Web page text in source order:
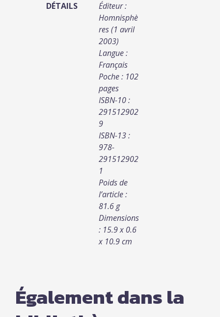
DÉTAILS
Éditeur :
Homnisphè
res (1 avril
2003)
Langue :
Français
Poche : 102
pages
ISBN-10 :
291512902
9
ISBN-13 :
978-
291512902
1
Poids de
l’article :
81.6 g
Dimensions
: 15.9 x 0.6
x 10.9 cm
Également dans la